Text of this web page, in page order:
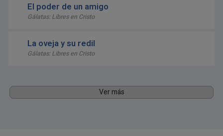
El poder de un amigo
Gálatas: Libres en Cristo
La oveja y su redil
Gálatas: Libres en Cristo
Ver más